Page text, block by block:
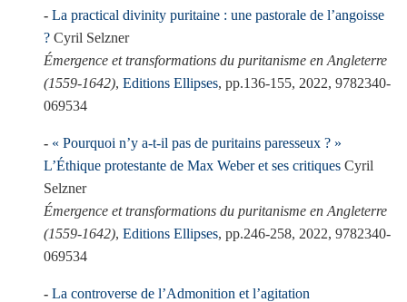
La practical divinity puritaine : une pastorale de l’angoisse
? Cyril Selzner
Émergence et transformations du puritanisme en Angleterre
(1559-1642), Editions Ellipses, pp.136-155, 2022, 9782340-
069534
« Pourquoi n’y a-t-il pas de puritains paresseux ? »
L’Éthique protestante de Max Weber et ses critiques Cyril
Selzner
Émergence et transformations du puritanisme en Angleterre
(1559-1642), Editions Ellipses, pp.246-258, 2022, 9782340-
069534
La controverse de l’Admonition et l’agitation